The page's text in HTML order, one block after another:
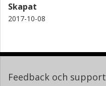
Skapat
2017-10-08
Feedback och support